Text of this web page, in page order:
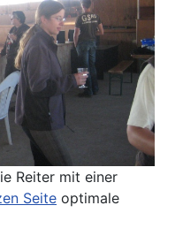
Reiter mit einer
Seite optimale